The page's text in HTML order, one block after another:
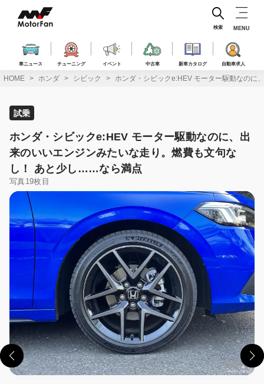
ス
車ニュース チューニング イベント 中古車 新車カタログ 自動車求人
検索 MENU
HOME ホンダ シビック ホンダ・シビックe:HEV モーター駆動なの
試乗
ホンダ・シビックe:HEV モーター駆動なのに、出
来のいいエンジンみたいな走り。燃費も文句な
し！ あと少し……なら満点
写真19枚目